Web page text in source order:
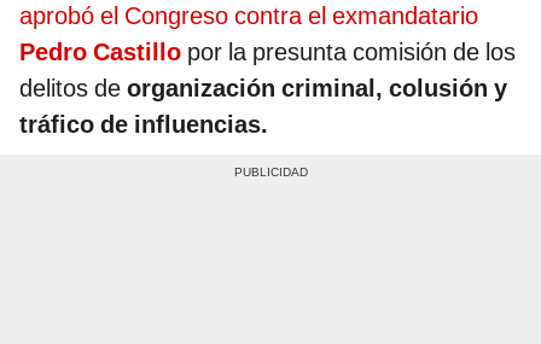
aprobó el Congreso contra el exmandatario
Pedro Castillo por la presunta comisión de los
delitos de organización criminal, colusión y
tráfico de influencias.